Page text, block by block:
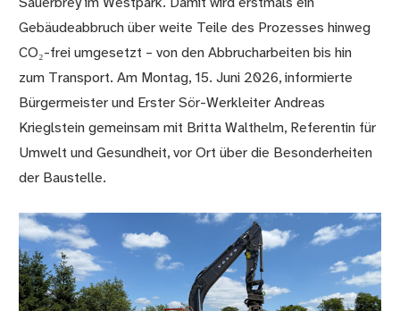
Sauerbrey im Westpark. Damit wird erstmals ein
Gebäudeabbruch über weite Teile des Prozesses hinweg
CO₂-frei umgesetzt – von den Abbrucharbeiten bis hin
zum Transport. Am Montag, 15. Juni 2026, informierte
Bürgermeister und Erster Sör-Werkleiter Andreas
Krieglstein gemeinsam mit Britta Walthelm, Referentin für
Umwelt und Gesundheit, vor Ort über die Besonderheiten
der Baustelle.